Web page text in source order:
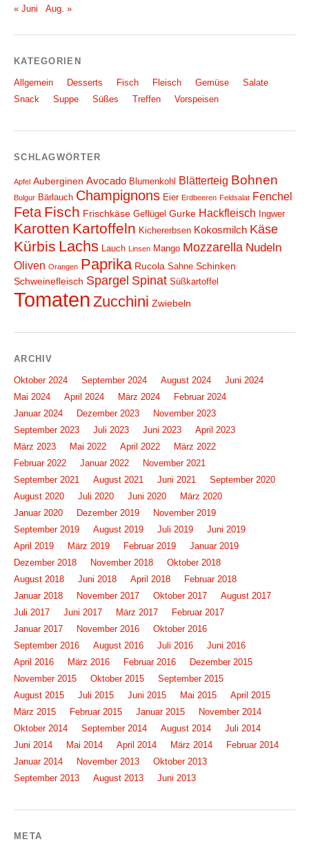
« Juni
Aug. »
KATEGORIEN
Allgemein Desserts Fisch Fleisch Gemüse
Salate
Snack
Suppe Süßes Treffen Vorspeisen
SCHLAGWÖRTER
Apfel Auberginen Avocado Blumenkohl Blätterteig Bohnen
Bulgur Bärlauch Champignons Eier Erdbeeren Feldsalat Fenchel
Feta Fisch Frischkäse Geflügel Gurke Hackfleisch Ingwer
Karotten Kartoffeln Kichererbsen Kokosmilch Käse
Kürbis Lachs Lauch Linsen Mango Mozzarella Nudeln
Oliven Orangen Paprika Rucola Sahne Schinken
Schweinefleisch Spargel Spinat Süßkartoffel
Tomaten Zucchini Zwiebeln
ARCHIV
Oktober 2024 September 2024 August 2024
Juni 2024
Mai 2024
April 2024 März 2024
Februar 2024
Januar 2024
Dezember 2023
November 2023
September 2023
Juli 2023 Juni 2023
April 2023
März 2023
Mai 2022 April 2022
März 2022
Februar 2022
Januar 2022
November 2021
September 2021
August 2021 Juni 2021
September 2020
August 2020
Juli 2020 Juni 2020
März 2020
Januar 2020
Dezember 2019
November 2019
September 2019
August 2019 Juli 2019
Juni 2019
April 2019
März 2019 Februar 2019
Januar 2019
Dezember 2018
November 2018
Oktober 2018
August 2018
Juni 2018 April 2018
Februar 2018
Januar 2018
November 2017 Oktober 2017
August 2017
Juli 2017
Juni 2017 März 2017
Februar 2017
Januar 2017
November 2016
Oktober 2016
September 2016
August 2016 Juli 2016
Juni 2016
April 2016
März 2016 Februar 2016
Dezember 2015
November 2015
Oktober 2015
September 2015
August 2015
Juli 2015 Juni 2015 Mai 2015
April 2015
März 2015
Februar 2015 Januar 2015
November 2014
Oktober 2014
September 2014 August 2014
Juli 2014
Juni 2014
Mai 2014 April 2014 März 2014
Februar 2014
Januar 2014
November 2013
Oktober 2013
September 2013
August 2013 Juni 2013
META